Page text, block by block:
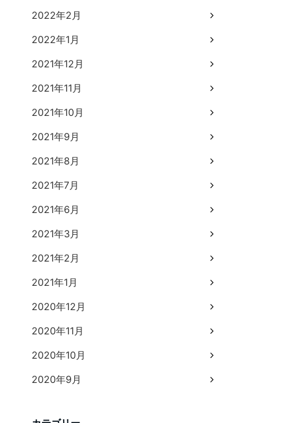
2022年2月
2022年1月
2021年12月
2021年11月
2021年10月
2021年9月
2021年8月
2021年7月
2021年6月
2021年3月
2021年2月
2021年1月
2020年12月
2020年11月
2020年10月
2020年9月